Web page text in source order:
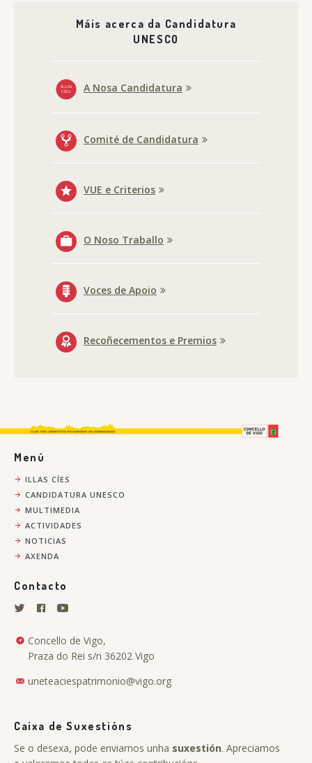
Máis acerca da Candidatura
UNESCO
A Nosa Candidatura
Comité de Candidatura
VUE e Criterios
O Noso Traballo
Voces de Apoio
Recoñecementos e Premios
Menú
ILLAS CÍES
CANDIDATURA UNESCO
MULTIMEDIA
ACTIVIDADES
NOTICIAS
AXENDA
Contacto
Concello de Vigo,
Praza do Rei s/n 36202 Vigo
uneteaciespatrimonio@vigo.org
Caixa de Suxestións
Se o desexa, pode enviarnos unha suxestión. Apreciamos